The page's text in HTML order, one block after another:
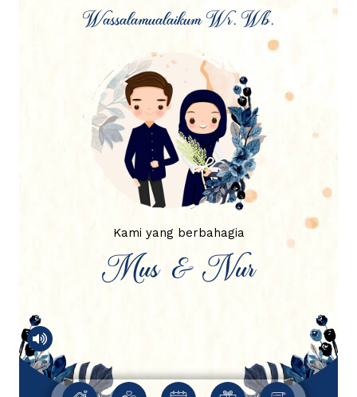
Wassalamualaikum Wr. Wb.
Kami yang berbahagia
Mus & Nur